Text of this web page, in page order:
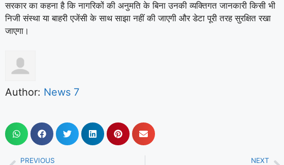
सरकार का कहना है कि नागरिकों की अनुमति के बिना उनकी व्यक्तिगत जानकारी किसी भी
निजी संस्था या बाहरी एजेंसी के साथ साझा नहीं की जाएगी और डेटा पूरी तरह सुरक्षित रखा
जाएगा।
Author: News 7
PREVIOUS NEXT